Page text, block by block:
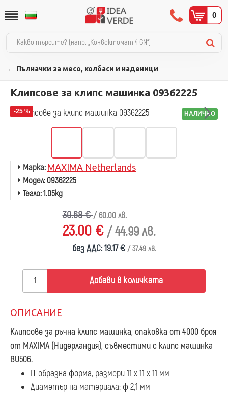
0
← Пълначки за месо, колбаси и наденици
Клипсове за клипс машинка 09362225
НАЛИЧНО
-25 %
23.00 € / 44.99 лв.
30.68 €/ 60.00 лв.
без ДДС: 19.17 € / 37.49 лв.
Марка: MAXIMA Netherlands
Модел:09362225
Тегло:1.05kg
Добави в количката
ОПИСАНИЕ
Клипсове за ръчна клипс машинка, опаковка от 4000 броя
от MAXIMA (Нидерландия), съвместими с клипс машинка
BU506.
П-образна форма, размери 11 х 11 х 11 мм
Диаметър на материала: ф 2,1 мм